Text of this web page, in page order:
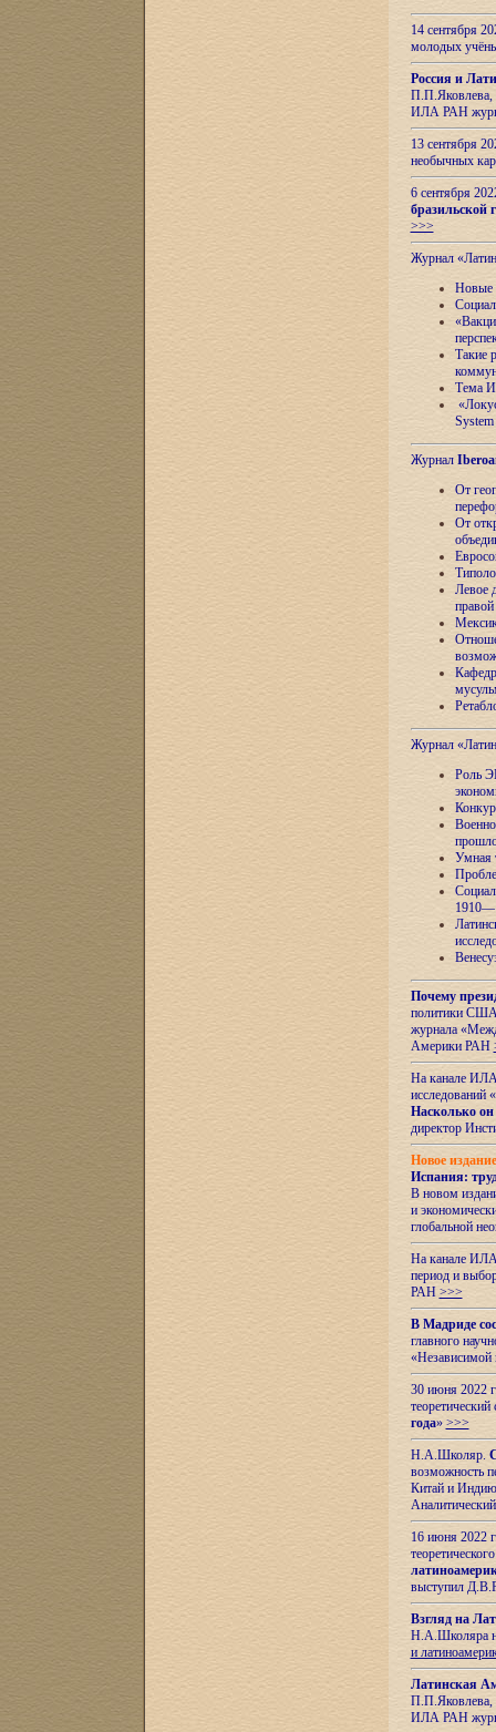
14 сентября
молодых
Россия и
П.П.Яковлева,
ИЛА РАН
13 сентября
необычных
6 сентября
бразильской
>>>
Журнал
Новые
Такие
Тема
Журнал
От
От
Левое
Журнал
Роль
Умная
Почему
политики США
журнала
Америки РАН
На канале ИЛА
исследований «
Насколько он
директор
Новое
Испания:
В новом
и
глобальной
На канале
период и
РАН >>>
В Мадриде
главного
«Независимой
30 июня 2022
года» >>>
Н.А.Школяр.
возможность
Китай и
16 июня 2022
выступил
Взгляд на
Н.А.Школяра
и
Латинская
П.П.Яковлева,
ИЛА РАН